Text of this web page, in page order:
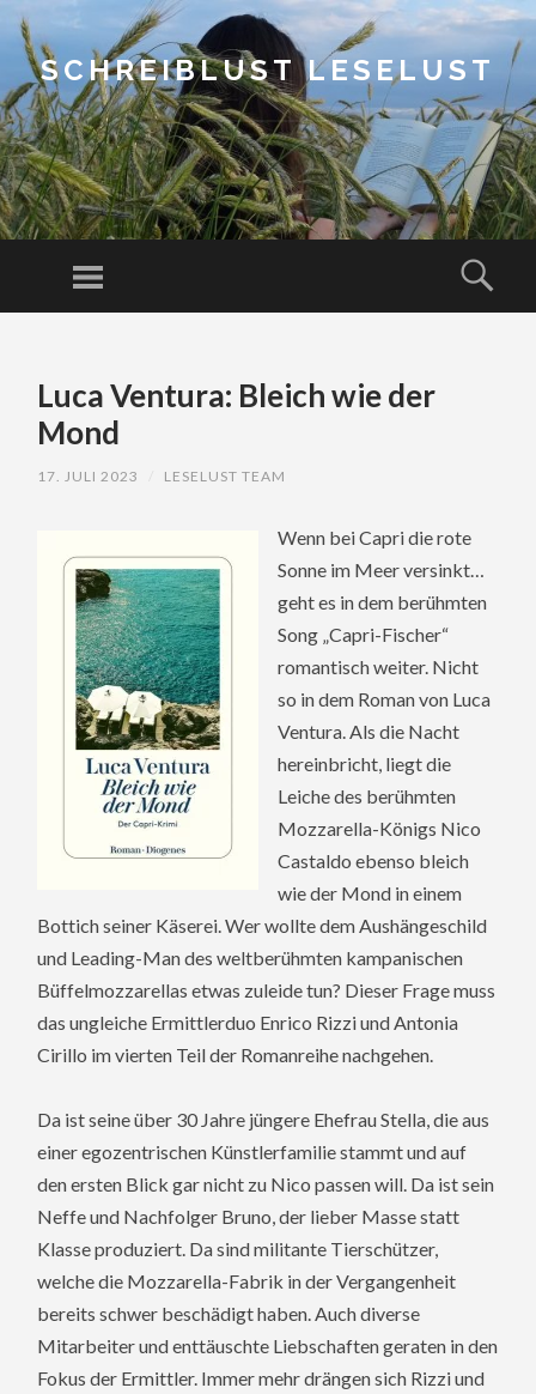
SCHREIBLUST LESELUST
Menu
CONTENTLuca Ventura: Bleich wie der
Mond
17. JULI 2023 LESELUST TEAM
Wenn bei Capri die rote
Sonne im Meer versinkt…
geht es in dem berühmten
Song „Capri-Fischer“
romantisch weiter. Nicht
so in dem Roman von Luca
Ventura. Als die Nacht
hereinbricht, liegt die
Leiche des berühmten
Mozzarella-Königs Nico
Castaldo ebenso bleich
wie der Mond in einem
Bottich seiner Käserei. Wer wollte dem Aushängeschild
und Leading-Man des weltberühmten kampanischen
Büffelmozzarellas etwas zuleide tun? Dieser Frage muss
das ungleiche Ermittlerduo Enrico Rizzi und Antonia
Cirillo im vierten Teil der Romanreihe nachgehen.
Da ist seine über 30 Jahre jüngere Ehefrau Stella, die aus
einer egozentrischen Künstlerfamilie stammt und auf
den ersten Blick gar nicht zu Nico passen will. Da ist sein
Neffe und Nachfolger Bruno, der lieber Masse statt
Klasse produziert. Da sind militante Tierschützer,
welche die Mozzarella-Fabrik in der Vergangenheit
bereits schwer beschädigt haben. Auch diverse
Mitarbeiter und enttäuschte Liebschaften geraten in den
Fokus der Ermittler. Immer mehr drängen sich Rizzi und